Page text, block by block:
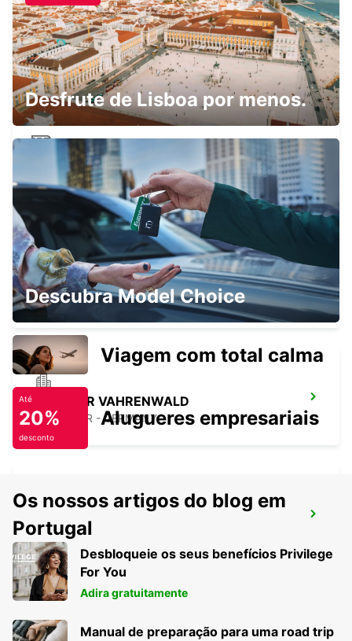
KASSEL
KASSEL - GERMANY
HANÔVER ESTAÇÃO CENTRAL
HANNOVER - GERMANY
MINDEN
MINDEN - GERMANY
HANÔVER VAHRENWALD
HANNOVER - GERMANY
SALZGITTER
SALZGITTER - GERMANY
Desfrute de Lisboa por menos.
Descubra Model Choice
Viagem com total calma
Até
20%
desconto
Alugueres empresariais
Os nossos artigos do blog em
Portugal
Desbloqueie os seus benefícios Privilege
For You
Adira gratuitamente
Manual de preparação para uma road trip